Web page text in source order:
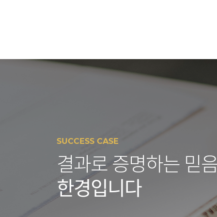
SUCCESS CASE
결과로 증명하는 믿
한경입니다